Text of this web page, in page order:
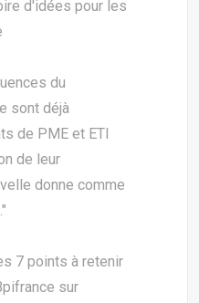
d'idées pour les
du
sont déjà
de PME et ETI
de leur
donne comme
7 points à retenir
sur